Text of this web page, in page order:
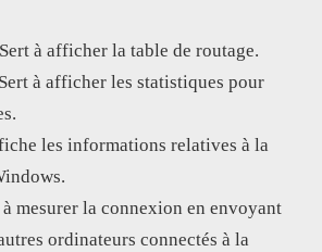
à afficher la table de routage.
à afficher les statistiques pour
les informations relatives à la
à mesurer la connexion en envoyant
ordinateurs connectés à la